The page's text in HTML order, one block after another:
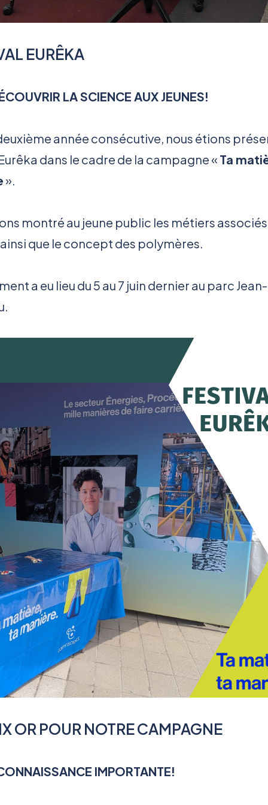
EURÊKA
LA SCIENCE AUX JEUNES!
année consécutive, nous étions
dans le cadre de la campagne « Ta
».
montré au jeune public les métiers
que le concept des polymères.
a eu lieu du 5 au 7 juin dernier au parc Jean-
OR POUR NOTRE CAMPAGNE
IMPORTANTE!